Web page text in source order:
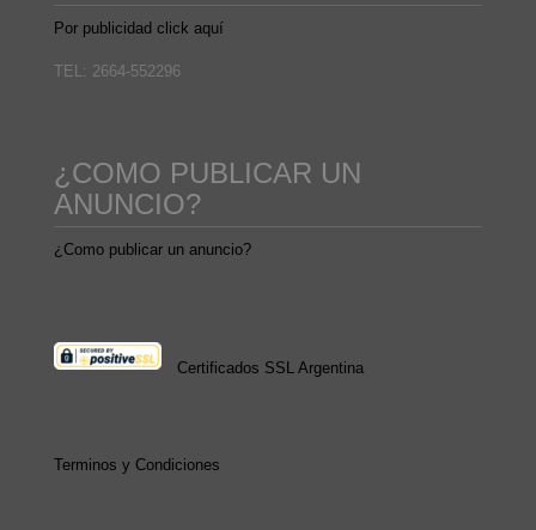
Por publicidad click aquí
TEL: 2664-552296
¿COMO PUBLICAR UN
ANUNCIO?
¿Como publicar un anuncio?
Certificados SSL Argentina
Terminos y Condiciones